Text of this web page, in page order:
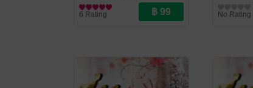
นิยายรักจีนโบราณ
6 Rating
No Rating